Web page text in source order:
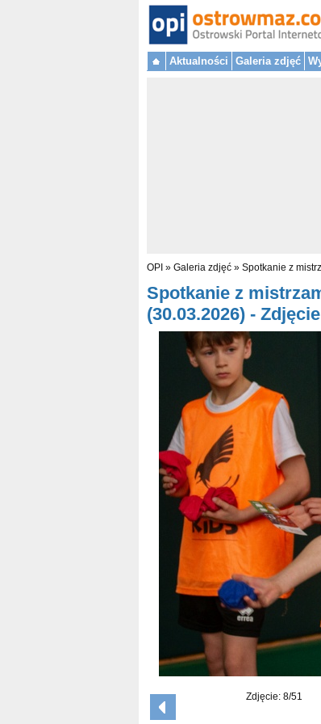
Aktualności Galeria zdjęć
OPI » Galeria zdjęć » Spotkanie z
Spotkanie z
(30.03.2026) -
Zdjęcie: 8/51